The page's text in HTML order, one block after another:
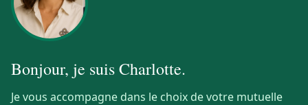
Bonjour, je suisCharlotte.
Je vous accompagne dans le choix de votre mutuelle